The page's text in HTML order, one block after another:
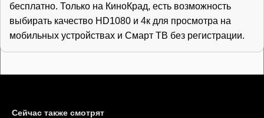
бесплатно. Только на КиноКрад, есть возможность
выбирать качество HD1080 и 4к для просмотра на
мобильных устройствах и Смарт ТВ без регистрации.
Сейчас также смотрят